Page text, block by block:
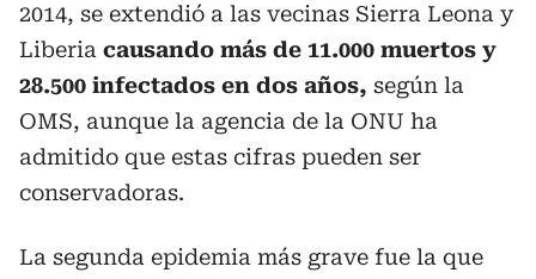
2014, se extendió a las vecinas Sierra Leona y
Liberia causando más de 11.000 muertos y
28.500 infectados en dos años, según la
OMS, aunque la agencia de la ONU ha
admitido que estas cifras pueden ser
conservadoras.
La segunda epidemia más grave fue la que